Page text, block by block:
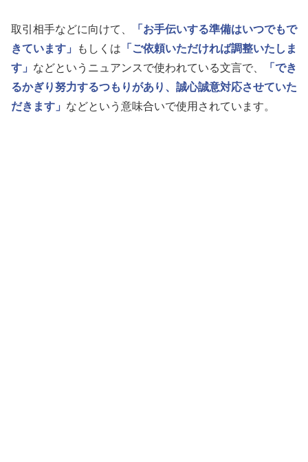
取引相手などに向けて、
「お手伝いする準備はいつでもで
きています」
もしくは 「ご依頼いただければ調整いたしま
す」 などというニュアンスで使われている文言で、
「でき
るかぎり努力するつもりがあり、誠心誠意対応させていた
だきます」 などという意味合いで使用されています。